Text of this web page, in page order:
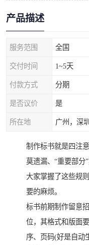
产品描述
服务范围 全国
交付时间 1~5天
付款方式 分期
是否议价 是
所在地 广州，深圳
制作标书就是四注
莫遗漏、“重要部分
大家掌握了这些规
要的麻烦。
标书前期制作留意
位，其格式和版面
序、页码(好是自动